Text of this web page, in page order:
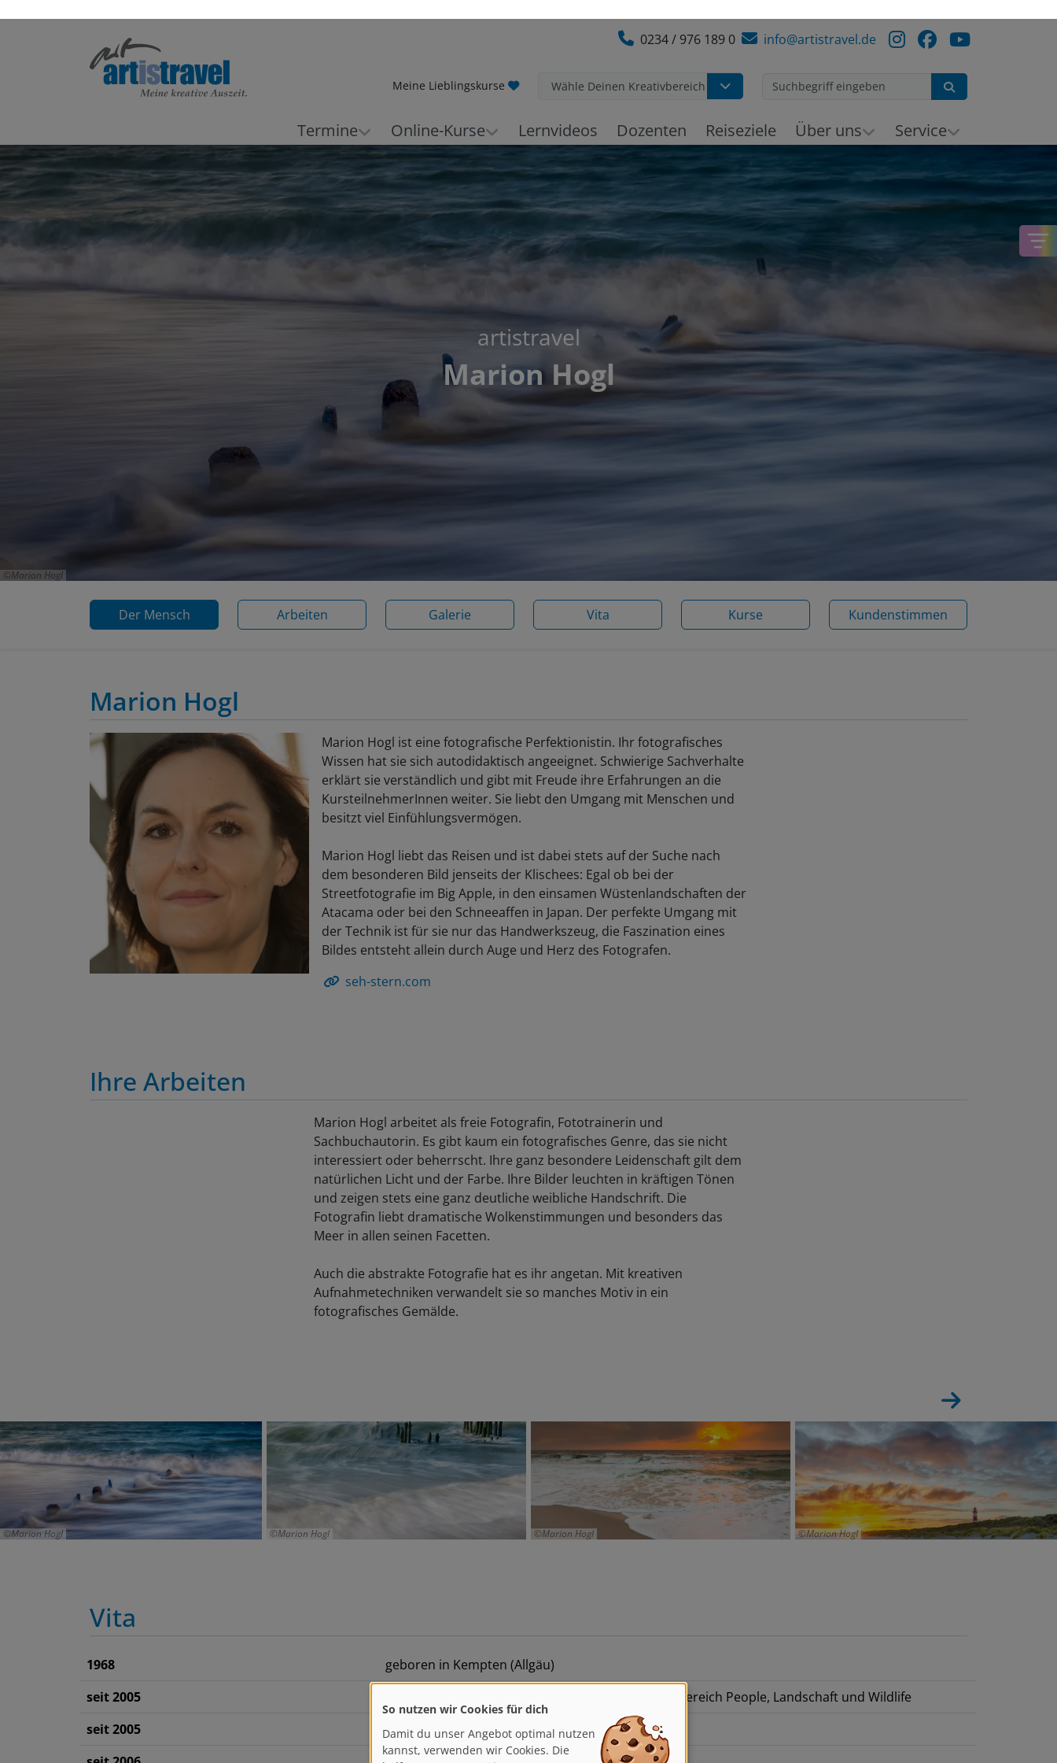
0234 / 976 189 0 info@artistravel.de
Marion Hogl
artistravel
Marion Hogl
Der Mensch Arbeiten Galerie Vita Kurse Kundenstimmen
Marion Hogl
Marion Hogl ist eine fotografische Perfektionistin. Ihr fotografisches
Wissen hat sie sich autodidaktisch angeeignet. Schwierige Sachverhalte
erklärt sie verständlich und gibt mit Freude ihre Erfahrungen an die
KursteilnehmerInnen weiter. Sie liebt den Umgang mit Menschen und
besitzt viel Einfühlungsvermögen.
Marion Hogl liebt das Reisen und ist dabei stets auf der Suche nach
dem besonderen Bild jenseits der Klischees: Egal ob bei der
Streetfotografie im Big Apple, in den einsamen Wüstenlandschaften der
Atacama oder bei den Schneeaffen in Japan. Der perfekte Umgang mit
der Technik ist für sie nur das Handwerkszeug, die Faszination eines
Bildes entsteht allein durch Auge und Herz des Fotografen.
seh-stern.com
Ihre Arbeiten
Marion Hogl arbeitet als freie Fotografin, Fototrainerin und
Sachbuchautorin. Es gibt kaum ein fotografisches Genre, das sie nicht
interessiert oder beherrscht. Ihre ganz besondere Leidenschaft gilt dem
natürlichen Licht und der Farbe. Ihre Bilder leuchten in kräftigen Tönen
und zeigen stets eine ganz deutliche weibliche Handschrift. Die
Fotografin liebt dramatische Wolkenstimmungen und besonders das
Meer in allen seinen Facetten.
Auch die abstrakte Fotografie hat es ihr angetan. Mit kreativen
Aufnahmetechniken verwandelt sie so manches Motiv in ein
fotografisches Gemälde.
Marion Hogl Marion Hogl Marion Hogl Marion Hogl
Vita
1968
geboren in Kempten (Allgäu)
seit 2005
nationale und internationale Auszeichnungen im Bereich People, Landschaft und Wildlife
seit 2005
seit 2006
Fototrainerin
Damit du unser Angebot optimal nutzen
kannst, verwenden wir Cookies. Die
helfen uns, unsere Dienste zu